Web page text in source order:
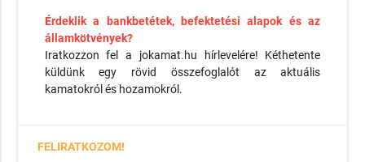
Érdeklik a bankbetétek, befektetési alapok és az
államkötvények?
Iratkozzon fel a jokamat.hu hírlevelére! Kéthetente
küldünk egy rövid összefoglalót az aktuális
kamatokról és hozamokról.
FELIRATKOZOM!